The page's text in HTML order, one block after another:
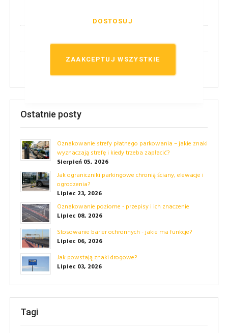
ZAAKCEPTUJ WSZYSTKIE
DOSTOSUJ
Ostatnie posty
Oznakowanie strefy płatnego parkowania – jakie znaki
wyznaczają strefę i kiedy trzeba zapłacić?
Sierpień 05, 2026
Jak ograniczniki parkingowe chronią ściany, elewacje i
ogrodzenia?
Lipiec 23, 2026
Oznakowanie poziome - przepisy i ich znaczenie
Lipiec 08, 2026
Stosowanie barier ochronnych - jakie ma funkcje?
Lipiec 06, 2026
Jak powstają znaki drogowe?
Lipiec 03, 2026
Tagi